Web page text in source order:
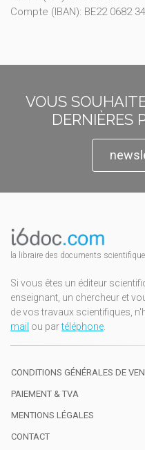
Compte (IBAN): BE22 0682
VOUS
DERNIÈRES
la libraire des documents
Si vous êtes un éditeur
enseignant, un chercheur et
de vos travaux scientifiques,
mail ou partéléphone.
CONDITIONS GÉNÉRALES DE
PAIEMENT & TVA
MENTIONS LÉGALES
CONTACT